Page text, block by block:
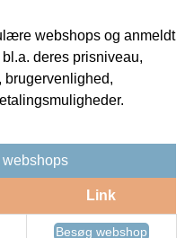
webshops og anmeldt
deres prisniveau,
brugervenlighed,
webshops
Link
Besøg webshop